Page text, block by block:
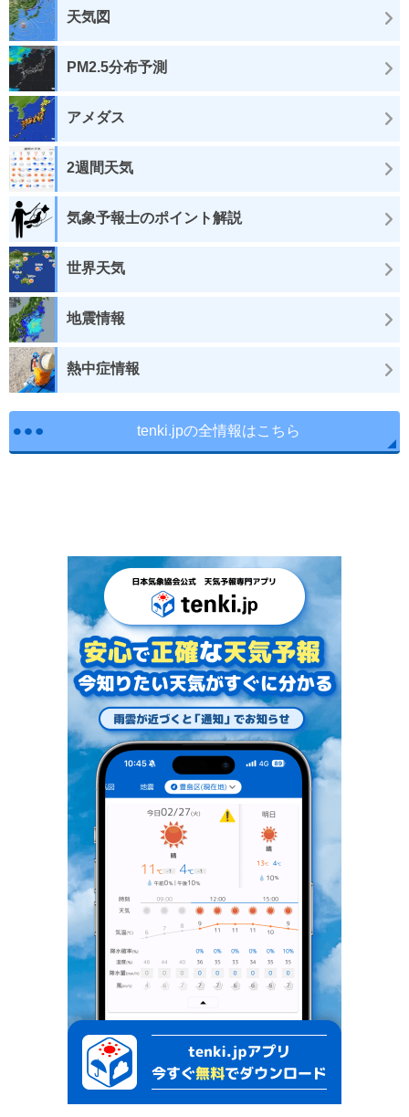
天気図
PM2.5分布予測
アメダス
2週間天気
気象予報士のポイント解説
世界天気
地震情報
熱中症情報
tenki.jpの全情報はこちら